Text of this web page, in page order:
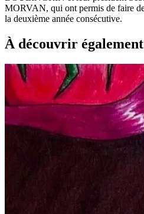
MORVAN, qui ont permis de faire
la deuxième année consécutive.
À découvrir également